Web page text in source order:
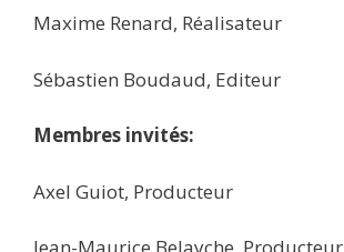
Maxime Renard, Réalisateur
Sébastien Boudaud, Editeur
Membres invités:
Axel Guiot, Producteur